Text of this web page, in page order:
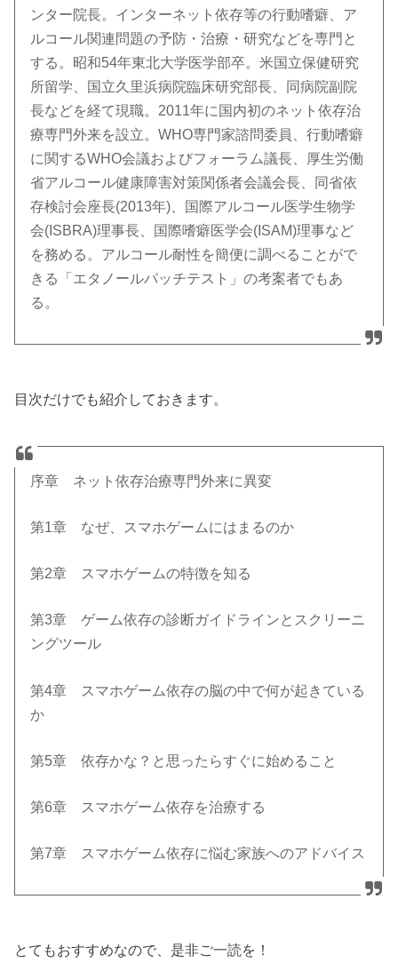
ンター院長。インターネット依存等の行動嗜癖、ア
ルコール関連問題の予防・治療・研究などを専門と
する。昭和54年東北大学医学部卒。米国立保健研究
所留学、国立久里浜病院臨床研究部長、同病院副院
長などを経て現職。2011年に国内初のネット依存治
療専門外来を設立。WHO専門家諮問委員、行動嗜癖
に関するWHO会議およびフォーラム議長、厚生労働
省アルコール健康障害対策関係者会議会長、同省依
存検討会座長(2013年)、国際アルコール医学生物学
会(ISBRA)理事長、国際嗜癖医学会(ISAM)理事など
を務める。アルコール耐性を簡便に調べることがで
きる「エタノールパッチテスト」の考案者でもあ
る。
目次だけでも紹介しておきます。
序章 ネット依存治療専門外来に異変
第1章 なぜ、スマホゲームにはまるのか
第2章 スマホゲームの特徴を知る
第3章 ゲーム依存の診断ガイドラインとスクリーニ
ングツール
第4章 スマホゲーム依存の脳の中で何が起きている
か
第5章 依存かな？と思ったらすぐに始めること
第6章 スマホゲーム依存を治療する
第7章 スマホゲーム依存に悩む家族へのアドバイス
とてもおすすめなので、是非ご一読を！